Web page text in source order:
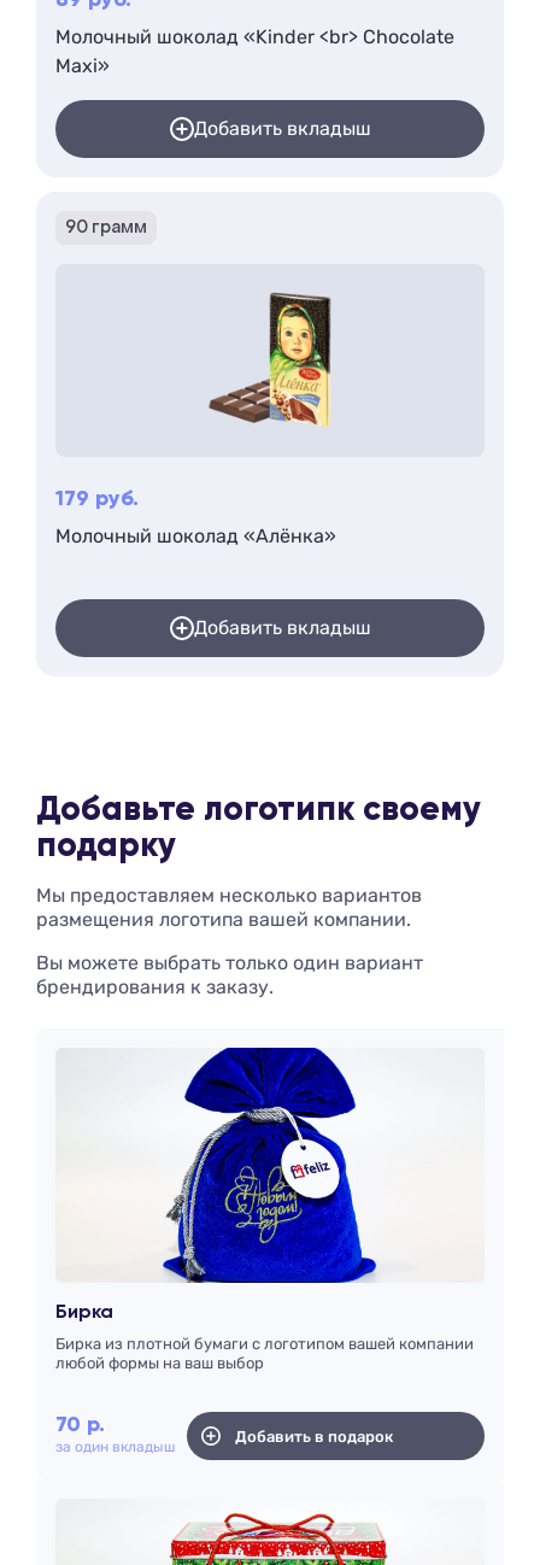
Молочный шоколад «Kinder <br> Chocolate
Maxi»
Добавить вкладыш
90 грамм
179 руб.
Молочный шоколад «Алёнка»
Добавить вкладыш
Добавьте логотипк своему
подарку
Мы предоставляем несколько вариантов
размещения логотипа вашей компании.
Вы можете выбрать только один вариант
брендирования к заказу.
Бирка
Бирка из плотной бумаги с логотипом вашей компании
любой формы на ваш выбор
70 р.
за один вкладыш
Добавить в подарок